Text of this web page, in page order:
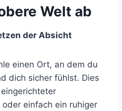
Welt ab
der Absicht
einen Ort, an dem du
dich sicher fühlst. Dies
einfach ein ruhiger